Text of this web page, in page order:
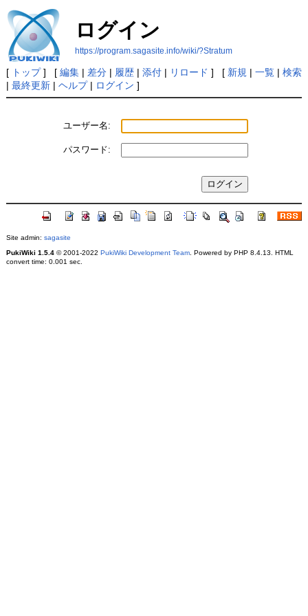
ログイン
https://program.sagasite.info/wiki/?Stratum
[ トップ] [ 編集| 差分| 履歴| 添付| リロード ] [ 新規 | 一覧| 検索
| 最終更新| ヘルプ| ログイン ]
ユーザー名:
パスワード:
Site admin: sagasite
PukiWiki 1.5.4© 2001-2022 PukiWiki Development Team. Powered by PHP 8.4.13. HTML
convert time: 0.001 sec.